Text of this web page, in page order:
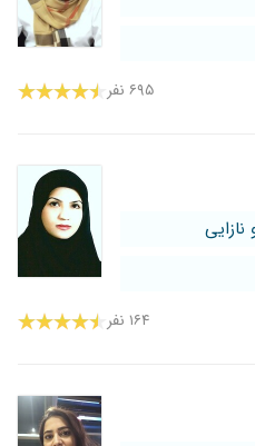
۶۹۵ نفر
۱۶۴ نفر